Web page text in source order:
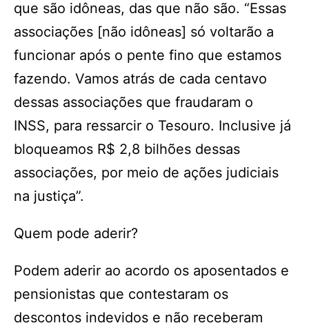
que são idôneas, das que não são. “Essas
associações [não idôneas] só voltarão a
funcionar após o pente fino que estamos
fazendo. Vamos atrás de cada centavo
dessas associações que fraudaram o
INSS, para ressarcir o Tesouro. Inclusive já
bloqueamos R$ 2,8 bilhões dessas
associações, por meio de ações judiciais
na justiça”.
Quem pode aderir?
Podem aderir ao acordo os aposentados e
pensionistas que contestaram os
descontos indevidos e não receberam